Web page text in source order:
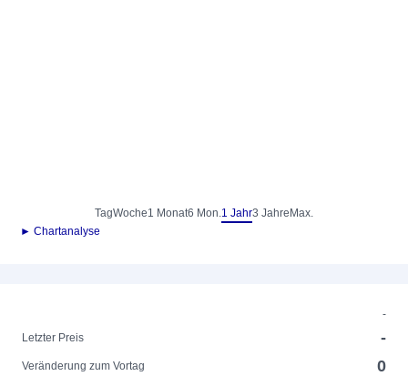
TagWoche1 Monat6 Mon.1 Jahr3 Jahre Max.
► Chartanalyse
-
Letzter Preis
-
Veränderung zum Vortag 0